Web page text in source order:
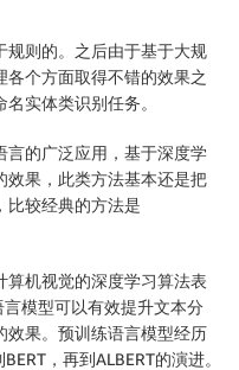
规则的。之后由于基于大规
个方面取得不错的效果之
实体类识别任务。
言的广泛应用，基于深度学
效果，此类方法基本还是把
比较经典的方法是
机视觉的深度学习算法表
模型可以有效提升文本分
效果。预训练语言模型经历
，再到ALBERT的演进。